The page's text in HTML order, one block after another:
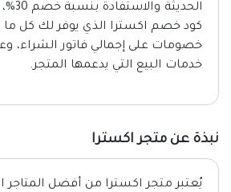
كود خصم اكسترا الذي يوفر لك كل ما
خصومات على إجمالي فاتور
خدمات البيع التي يدعمها المتجر.
نبذة عن متجر اكسترا
يُعتبر متجر اكسترا من أفضل